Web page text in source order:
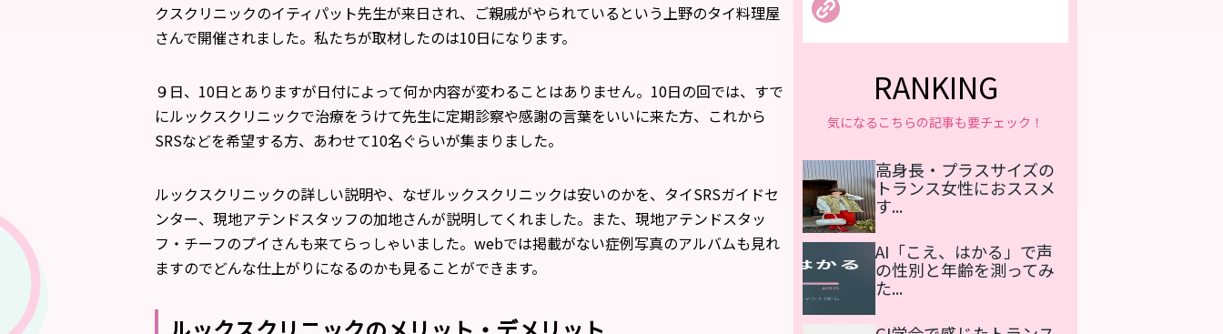
クスクリニックのイティパット先生が来日され、ご親戚がやられているという上野のタイ料理屋
さんで開催されました。私たちが取材したのは10日になります。
９日、10日とありますが日付によって何か内容が変わることはありません。10日の回では、すで
にルックスクリニックで治療をうけて先生に定期診察や感謝の言葉をいいに来た方、これから
SRSなどを希望する方、あわせて10名ぐらいが集まりました。
ルックスクリニックの詳しい説明や、なぜルックスクリニックは安いのかを、タイSRSガイドセ
ンター、現地アテンドスタッフの加地さんが説明してくれました。また、現地アテンドスタッ
フ・チーフのプイさんも来てらっしゃいました。webでは掲載がない症例写真のアルバムも見れ
ますのでどんな仕上がりになるのかも見ることができます。
RANKING
気になるこちらの記事も要チェック！
高身長・プラスサイズの
トランス女性におススメ
す...
AI「こえ、はかる」で声
の性別と年齢を測ってみ
た...